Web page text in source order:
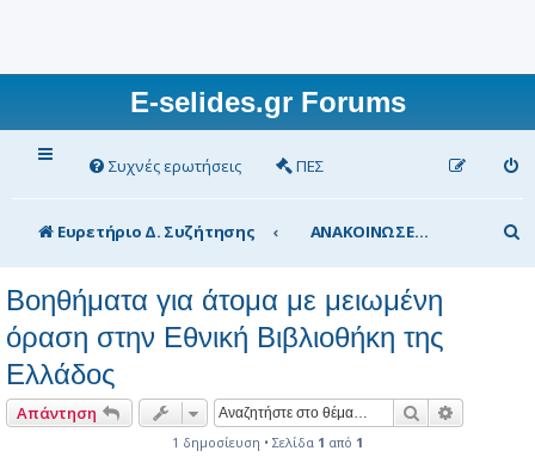
E-selides.gr Forums
Συχνές ερωτήσεις ΠΕΣ
Ευρετήριο Δ. Συζήτησης ΑΝΑΚΟΙΝΩΣΕΙΣ/ΕΙΔΗΣΕΙΣ Ενδιαφέρουσες
ν
Βοηθήματα για άτομα με μειωμένη
όραση στην Εθνική Βιβλιοθήκη της
Ελλάδος
Απάντηση Αναζήτηση
1 δημοσίευση • Σελίδα 1 από 1